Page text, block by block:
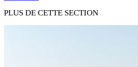
PLUS DE CETTE SECTION